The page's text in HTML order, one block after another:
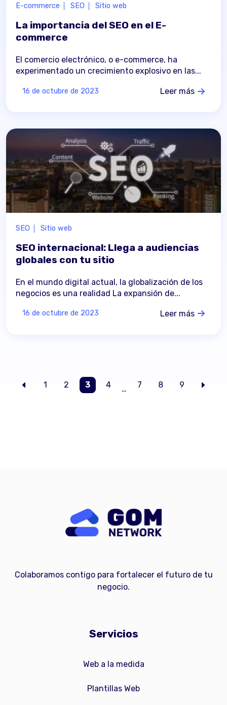
E-commerce SEO Sitio web
La importancia del SEO en el E-
commerce
El comercio electrónico, o e-commerce, ha
experimentado un crecimiento explosivo en las...
16 de octubre de 2023 Leer más
SEO Sitio web
SEO internacional: Llega a audiencias
globales con tu sitio
En el mundo digital actual, la globalización de los
negocios es una realidad La expansión de...
16 de octubre de 2023 Leer más
1 2 3 4 … 7 8 9
Colaboramos contigo para fortalecer el futuro de tu
negocio.
Servicios
Web a la medida
Plantillas Web